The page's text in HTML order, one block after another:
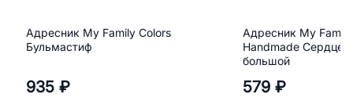
Адресник My Family Colors
Бульмастиф
935 ₽
Адресник My
Handmade Сердце
большой
579 ₽